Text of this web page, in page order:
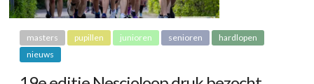
masters pupillen junioren senioren
hardlopen
nieuws